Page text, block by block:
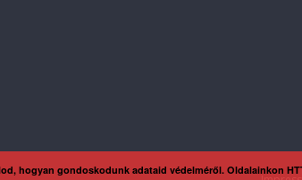
hogyan gondoskodunk adataid védelméről. Oldalainkon